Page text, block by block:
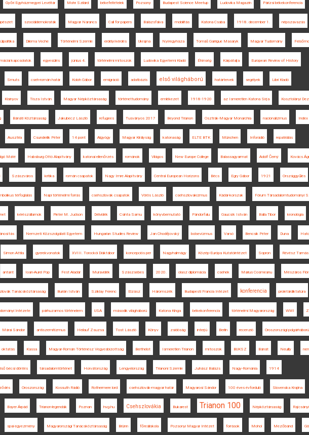
Győri Egyházmegyei Levéltár Mohr Szilárd békefeltételek Pozsony Budapest Science Meetup Ludovika Magazin Párizsi békekonferencia
szociáldemokraták Magyar Narancs Call for papers Balázsfalva mobilitás Katona Csaba 1918. december 1. népszavazás
Dilema Veche Történelmi Szemle erdélyi kérdés Ukrajna Nyíregyháza Tomáš Garrigue Masaryk Magyar Tudomány
kapcsolatok egyesülés június 4. történelmi mítoszok Ludovika Egyetemi Kiadó Éhínség Kárpátalja European Review of History
Smuts cseh-román határ Koloh Gábor emigráció adatbázis első világháború határtervek segélyek Libri Kiadó
Kisinyov Tisza István Magyar Népköztársaság történettudomány emlékezet 1918-1920 az Ismeretlen Katona Sírja Kosztolányi
Bánáti Köztársaság Jakubecz László refugees Tusványos 2017 Beyond Trianon Osztrák-Magyar Monarchia nacionalizmus Index
Ausztria Csunderlik Péter 14 pont Algyógy Magyar Királyság katonaság ELTE BTK München Inforádió repatriálás
Máté Habsburg Ottó Alapítvány katonai ellenőrzés románok Világos New Europe College Balassagyarmat Adolf Černý Kovács
Szászváros kritika román csapatok Nagy Imre Alapítvány Central European Horizons Bécs Egry Gábor 1921 Országgyűlés
térfoglalás Napi történelmi forrás csehszlovák csapatok Vörös László csehszlovakizmus Kádár-korszak Fórum Társadalomtudományi
kérészállamok Pieter M. Judson Délvidék Csinta Samu könyvbemutató Pándorfalu Gaucsík István Balla Tibor kronológia
Nemzeti Közszolgálati Egyetem Hungarian Studies Review Jan Chodějovský bolsevizmus Varsó Bencsik Péter Duna
Simon Attila gyerekvonatok XVIII. Torockói Diáktábor koncepciós per Nagyhalmágy Közép-Európa Kutatóintézet Sopron Révész Tamás
antant Ioan-Aurel Pop Fest Aladár Muravidék Szászsebes 2020. olasz diplomácia csehek Marius Cosmeanu Mészáros
Tanácsköztársaság Burián István Sziklay Ferenc Elzász Háromszék Budapesti Francia Intézet konferencia proletárdiktatúra
Intézete párhuzamos történelem USA második világháború Katona Kinga békekonferencia történelmi Magyarország WWI
Márai Sándor antiszemitizmus Heilauf Zsuzsa Tost László Könyv zsidóság interjú Berlin recenzió Oroszországi polgárháború
oktatás Kassa Magyar-Román Történész Vegyesbizottság Berthelot Ismeretlen Trianon mítoszok BUKSZ Bánát Neuilly
bécsi döntés társadalomtörténet Horvátország Lengyelország Trianoni Szemle Juhász Balázs Nagy-Románia 1914
Oroszország Kossuth Rádió Rothermere lord csehszlovák-magyar határ Magyarosi Sándor 100 éves évforduló Slovenska Krajina
Bayer Árpád Trianon-legendák Poznan hvg.hu Csehszlovákia Bukarest Trianon 100 Népköztársaság
spai egyezmény Magyarországi Tanácsköztársaság Brünn főreáliskola Pozsonyi Magyar Intézet források Mohol Mezőbánd